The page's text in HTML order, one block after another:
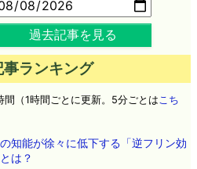
過去記事を見る
事ランキング
間（1時間ごとに更新。5分ごとはこち
知能が徐々に低下する「逆フリン効
は？